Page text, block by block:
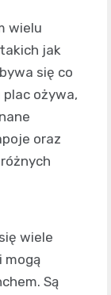
wielu
jak
się co
ożywa,
oraz
wiele
mogą
Są